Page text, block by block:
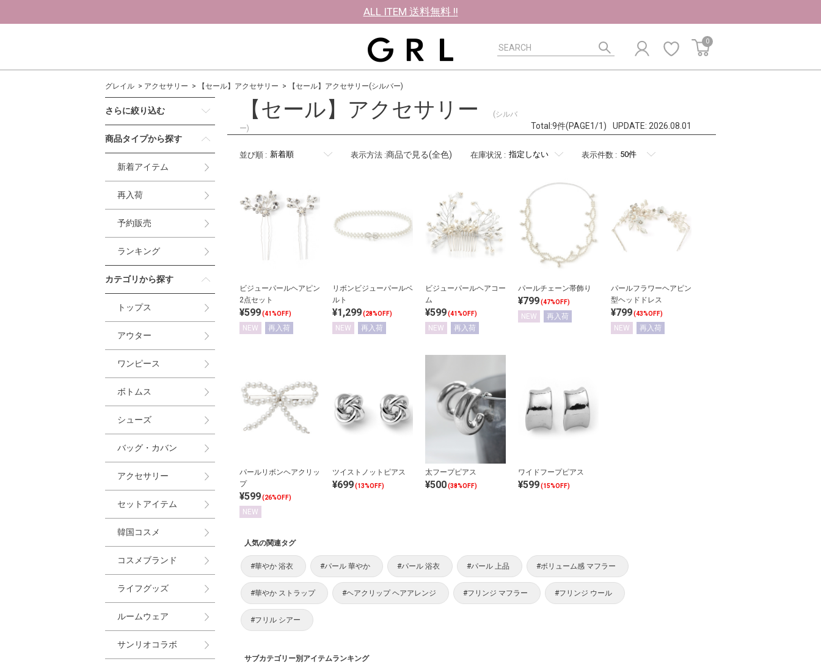
ALL ITEM 送料無料 !!
0
グレイル アクセサリー 【セール】アクセサリー 【セール】アクセサリー(シルバー)
さらに絞り込む
商品タイプから探す
新着アイテム
再入荷
予約販売
ランキング
カテゴリから探す
トップス
アウター
ワンピース
ボトムス
シューズ
バッグ・カバン
アクセサリー
セットアイテム
韓国コスメ
コスメブランド
ライフグッズ
ルームウェア
サンリオコラボ
【セール】アクセサリー
(シルバ
ー)
Total:9件(PAGE1/1) UPDATE: 2026.08.01
並び順 : 表示方法 :商品で見る(全色) 在庫状況 : 表示件数 :
ビジューパールヘアピン
2点セット
¥599(41%OFF)
NEW 再入荷
リボンビジューパールベ
ルト
¥1,299(28%OFF)
NEW 再入荷
ビジューパールヘアコー
ム
¥599(41%OFF)
NEW 再入荷
パールチェーン帯飾り
¥799(47%OFF)
NEW 再入荷
パールフラワーヘアピン
型ヘッドドレス
¥799(43%OFF)
NEW 再入荷
パールリボンヘアクリッ
プ
¥599(26%OFF)
NEW
ツイストノットピアス
¥699(13%OFF)
太フープピアス
¥500(38%OFF)
ワイドフープピアス
¥599(15%OFF)
人気の関連タグ
#華やか 浴衣 #パール 華やか #パール 浴衣 #パール 上品 #ボリューム感 マフラー
#華やか ストラップ #ヘアクリップ ヘアアレンジ #フリンジ マフラー #フリンジ ウール
#フリル シアー
サブカテゴリー別アイテムランキング